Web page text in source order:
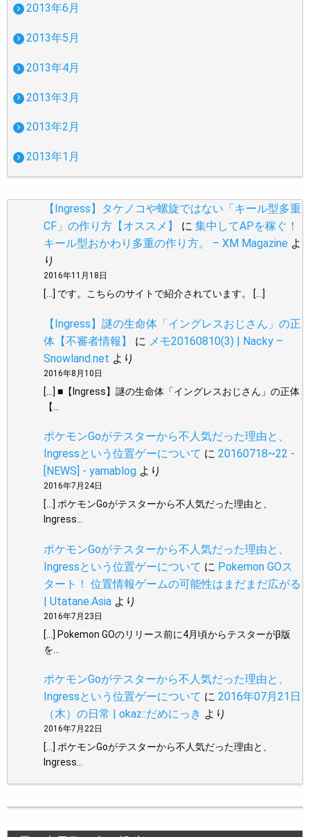
2013年6月
2013年5月
2013年4月
2013年3月
2013年2月
2013年1月
【Ingress】タケノコや螺旋ではない「キール型多重
CF」の作り方【オススメ】
に 集中してAPを稼ぐ！
キール型おかわり多重の作り方。 – XM Magazine よ
り
2016年11月18日
[…] です。こちらのサイトで紹介されています。 […]
【Ingress】謎の生命体「イングレスおじさん」の正
体【不審者情報】
に メモ20160810(3) | Nacky –
Snowland.net より
2016年8月10日
[…] ■【Ingress】謎の生命体「イングレスおじさん」の正体
【…
ポケモンGoがテスターから不人気だった理由と、
Ingressという位置ゲーについて に 20160718~22 -
[NEWS] - yamablog より
2016年7月24日
[…] ポケモンGoがテスターから不人気だった理由と、
Ingress…
ポケモンGoがテスターから不人気だった理由と、
Ingressという位置ゲーについて に Pokemon GOス
タート！ 位置情報ゲームの可能性はまだまだ広がる
| Utatane.Asia より
2016年7月23日
[…] Pokemon GOのリリース前に4月頃からテスターがβ版
を…
ポケモンGoがテスターから不人気だった理由と、
Ingressという位置ゲーについて に 2016年07月21日
（木）の日常 | okaz::だめにっき より
2016年7月22日
[…] ポケモンGoがテスターから不人気だった理由と、
Ingress…